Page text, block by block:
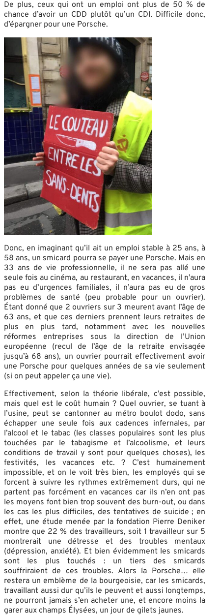
De plus, ceux qui ont un emploi ont plus de 50 % de
chance d’avoir un CDD plutôt qu’un CDI. Difficile donc,
d’épargner pour une Porsche.
Donc, en imaginant qu’il ait un emploi stable à 25 ans, à
58 ans, un smicard pourra se payer une Porsche. Mais en
33 ans de vie professionnelle, il ne sera pas allé une
seule fois au cinéma, au restaurant, en vacances, il n’aura
pas eu d’urgences familiales, il n’aura pas eu de gros
problèmes de santé (peu probable pour un ouvrier).
Étant donné que 2 ouvriers sur 3 meurent avant l’âge de
63 ans, et que ces derniers prennent leurs retraites de
plus en plus tard, notamment avec les nouvelles
réformes entreprises sous la direction de l’Union
européenne (recul de l’âge de la retraite envisagée
jusqu’à 68 ans), un ouvrier pourrait effectivement avoir
une Porsche pour quelques années de sa vie seulement
(si on peut appeler ça une vie).
Effectivement, selon la théorie libérale, c’est possible,
mais quel est le coût humain ? Quel ouvrier, se tuant à
l’usine, peut se cantonner au métro boulot dodo, sans
échapper une seule fois aux cadences infernales, par
l’alcool et le tabac (les classes populaires sont les plus
touchées par le tabagisme et l’alcoolisme, et leurs
conditions de travail y sont pour quelques choses), les
festivités, les vacances etc. ? C’est humainement
impossible, et on le voit très bien, les employés qui se
forcent à suivre les rythmes extrêmement durs, qui ne
partent pas forcément en vacances car ils n’en ont pas
les moyens font bien trop souvent des burn-out, ou dans
les cas les plus difficiles, des tentatives de suicide ; en
effet, une étude menée par la fondation Pierre Deniker
montre que 22 % des travailleurs, soit 1 travailleur sur 5
montrerait une détresse et des troubles mentaux
(dépression, anxiété). Et bien évidemment les smicards
sont les plus touchés : un tiers des smicards
souffriraient de ces troubles. Alors la Porsche… elle
restera un emblème de la bourgeoisie, car les smicards,
travaillant aussi dur qu’ils le peuvent et aussi longtemps,
ne pourront jamais s’en acheter une, et encore moins la
garer aux champs Élysées, un jour de gilets jaunes.